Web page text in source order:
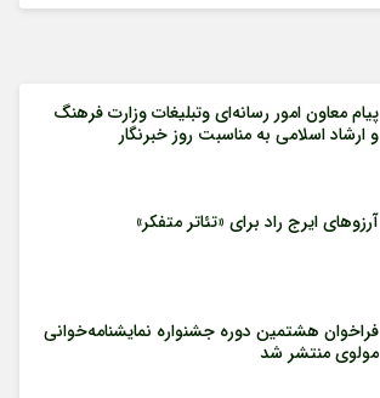
پیام معاون امور رسانه‌ای وتبلیغات وزارت فرهنگ
و ارشاد اسلامی به مناسبت روز خبرنگار
آرزوهای ایرج راد برای «تئاتر متفکر»
فراخوان هشتمین دوره جشنواره نمایشنامه‌خوانی
مولوی منتشر شد